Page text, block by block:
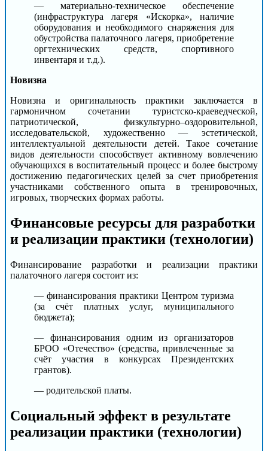
— материально-техническое обеспечение
(инфраструктура лагеря «Искорка», наличие
оборудования и необходимого снаряжения для
обустройства палаточного лагеря, приобретение
оргтехнических средств, спортивного
инвентаря и т.д.).
Новизна
Новизна и оригинальность практики заключается в
гармоничном сочетании туристско-краеведческой,
патриотической, физкультурно–оздоровительной,
исследовательской, художественно — эстетической,
интеллектуальной деятельности детей. Такое сочетание
видов деятельности способствует активному вовлечению
обучающихся в воспитательный процесс и более быстрому
достижению педагогических целей за счет приобретения
участниками собственного опыта в тренировочных,
игровых, творческих формах работы.
Финансовые ресурсы для разработки
и реализации практики (технологии)
Финансирование разработки и реализации практики
палаточного лагеря состоит из:
— финансирования практики Центром туризма
(за счёт платных услуг, муниципального
бюджета);
— финансирования одним из организаторов
БРОО «Отечество» (средства, привлеченные за
счёт участия в конкурсах Президентских
грантов).
— родительской платы.
Социальный эффект в результате
реализации практики (технологии)